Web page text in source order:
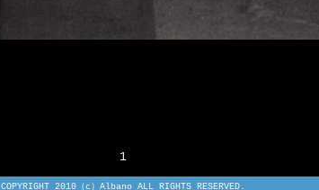
1
COPYRIGHT 2010（c）Albano ALL RIGHTS RESERVED.